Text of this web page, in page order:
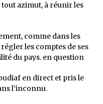
azimut, à réunir les
comme dans les
les comptes de ses
du pays. en question
en direct et pris le
l’inconnu.